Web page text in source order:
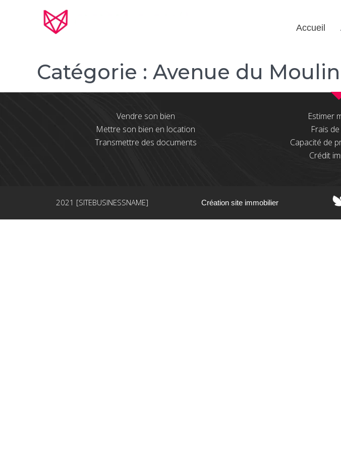
Accueil
Catégorie : Avenue du
Vendre son bien
Mettre son bien en location
Transmettre des documents
Estimer
Frais
Capacité de
Crédit
2021 [SITEBUSINESSNAME] Création site immobilier